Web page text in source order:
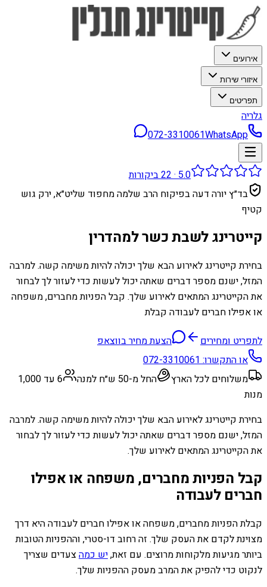
אירועים
איזורי שירות
תפריטים
גלריה
072-3310061WhatsApp
5.0
·
22ביקורות
בד״ץ יורה דעה בפיקוח הרב שלמה מחפוד שליט״א, ירק גוש
קטיף
קייטרינג לשבת כשר למהדרין
בחירת קייטרינג לאירוע הבא שלך יכולה להיות משימה קשה. למרבה
המזל, ישנם מספר דברים שאתה יכול לעשות כדי לעזור לך לבחור
את הקייטרינג המתאים לאירוע שלך. קבל הפניות מחברים, משפחה
או אפילו חברים לעבודה קבלת
לתפריט ומחירים
הצעת מחיר בווצאפ
או התקשרו:072-3310061
משלוחים לכל הארץ
החל מ-50 ש״ח למנה
6 עד 1,000
מנות
בחירת קייטרינג לאירוע הבא שלך יכולה להיות משימה קשה. למרבה
המזל, ישנם מספר דברים שאתה יכול לעשות כדי לעזור לך לבחור
את הקייטרינג המתאים לאירוע שלך.
קבל הפניות מחברים, משפחה או אפילו
חברים לעבודה
קבלת הפניות מחברים, משפחה או אפילו חברים לעבודה היא דרך
מצוינת לקדם את העסק שלך. זה רחוב דו-סטרי, וההפניות הטובות
ביותר מגיעות מלקוחות מרוצים. עם זאת,יש כמהצעדים שצריך
לנקוט כדי להפיק את המרב מעסק ההפניות שלך.